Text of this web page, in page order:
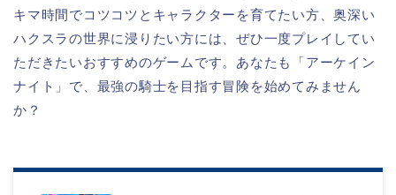
キマ時間でコツコツとキャラクターを育てたい方、奥深い
ハクスラの世界に浸りたい方には、ぜひ一度プレイしてい
ただきたいおすすめのゲームです。あなたも「アーケイン
ナイト」で、最強の騎士を目指す冒険を始めてみません
か？